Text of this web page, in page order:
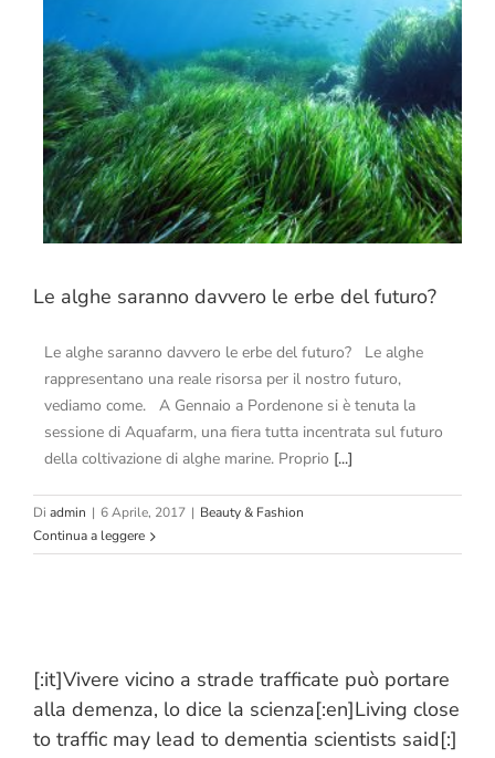
Le alghe saranno davvero le erbe del futuro?
Le alghe saranno davvero le erbe del futuro? Le alghe
rappresentano una reale risorsa per il nostro futuro,
vediamo come. A Gennaio a Pordenone si è tenuta la
sessione di Aquafarm, una fiera tutta incentrata sul futuro
della coltivazione di alghe marine. Proprio [...]
Di admin | 6 Aprile, 2017 | Beauty & Fashion
Continua a leggere
[:it]Vivere vicino a strade trafficate può portare
alla demenza, lo dice la scienza[:en]Living close
to traffic may lead to dementia scientists said[:]